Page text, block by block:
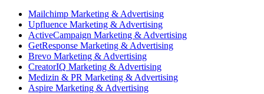
Mailchimp Marketing & Advertising
Upfluence Marketing & Advertising
ActiveCampaign Marketing & Advertising
GetResponse Marketing & Advertising
Brevo Marketing & Advertising
CreatorIQ Marketing & Advertising
Medizin & PR Marketing & Advertising
Aspire Marketing & Advertising